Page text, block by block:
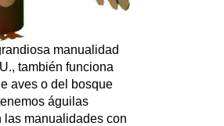
manualidad
también funciona
aves o del bosque
águilas
manualidades con